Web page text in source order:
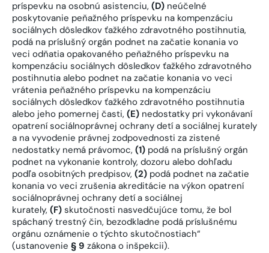
príspevku na osobnú asistenciu, (D) neúčelné
poskytovanie peňažného príspevku na kompenzáciu
sociálnych dôsledkov ťažkého zdravotného postihnutia,
podá na príslušný orgán podnet na začatie konania vo
veci odňatia opakovaného peňažného príspevku na
kompenzáciu sociálnych dôsledkov ťažkého zdravotného
postihnutia alebo podnet na začatie konania vo veci
vrátenia peňažného príspevku na kompenzáciu
sociálnych dôsledkov ťažkého zdravotného postihnutia
alebo jeho pomernej časti, (E) nedostatky pri vykonávaní
opatrení sociálnoprávnej ochrany detí a sociálnej kurately
a na vyvodenie právnej zodpovednosti za zistené
nedostatky nemá právomoc, (1) podá na príslušný orgán
podnet na vykonanie kontroly, dozoru alebo dohľadu
podľa osobitných predpisov, (2) podá podnet na začatie
konania vo veci zrušenia akreditácie na výkon opatrení
sociálnoprávnej ochrany detí a sociálnej
kurately, (F) skutočnosti nasvedčujúce tomu, že bol
spáchaný trestný čin, bezodkladne podá príslušnému
orgánu oznámenie o týchto skutočnostiach“
(ustanovenie § 9 zákona o inšpekcii).